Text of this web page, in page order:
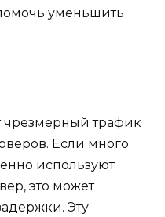
уменьшить
чрезмерный трафик
Если много
используют
это может
Эту